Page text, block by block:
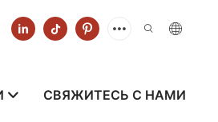
СВЯЖИТЕСЬ С НАМИ